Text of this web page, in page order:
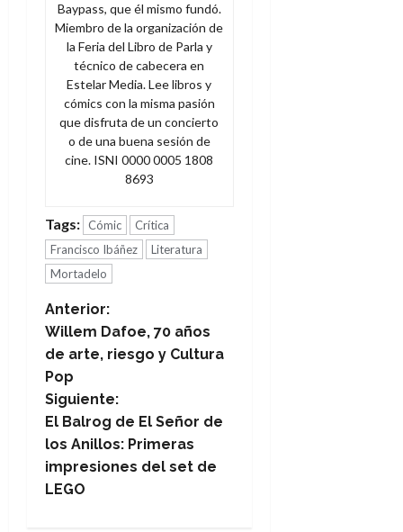
Baypass, que él mismo fundó.
Miembro de la organización de
la Feria del Libro de Parla y
técnico de cabecera en
Estelar Media. Lee libros y
cómics con la misma pasión
que disfruta de un concierto
o de una buena sesión de
cine. ISNI 0000 0005 1808
8693
Tags: Cómic
Crítica
Francisco Ibáñez
Literatura
Mortadelo
N
a
v
e
g
a
Anterior:
Willem Dafoe, 70 años
de arte, riesgo y Cultura
Pop
Siguiente:
El Balrog de El Señor de
los Anillos: Primeras
impresiones del set de
LEGO